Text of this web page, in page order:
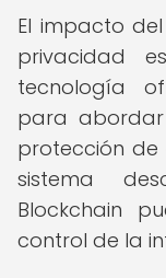
El impacto
privacidad
tecnología
para
protección de
sistema
Blockchain
control de la